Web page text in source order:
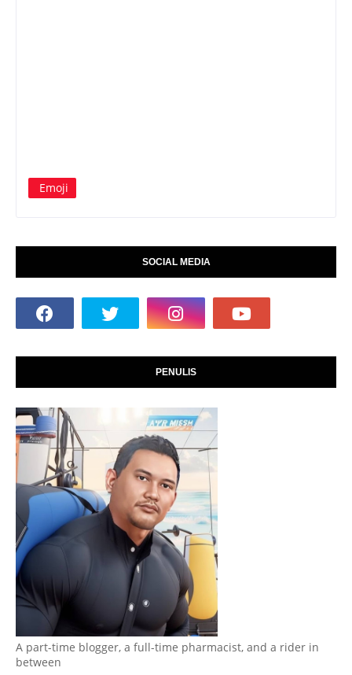
Emoji
SOCIAL MEDIA
PENULIS
A part-time blogger, a full-time pharmacist, and a rider in
between